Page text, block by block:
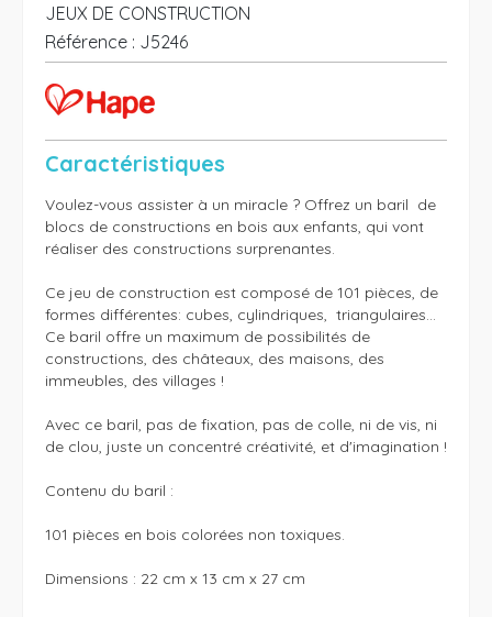
JEUX DE CONSTRUCTION
Référence : J5246
Caractéristiques
Voulez-vous assister à un miracle ? Offrez un baril  de
blocs de constructions en bois aux enfants, qui vont
réaliser des constructions surprenantes.
Ce jeu de construction est composé de 101 pièces, de
formes différentes: cubes, cylindriques,  triangulaires...
Ce baril offre un maximum de possibilités de
constructions, des châteaux, des maisons, des
immeubles, des villages !
Avec ce baril, pas de fixation, pas de colle, ni de vis, ni
de clou, juste un concentré créativité, et d'imagination !
Contenu du baril :
101 pièces en bois colorées non toxiques.
Dimensions : 22 cm x 13 cm x 27 cm